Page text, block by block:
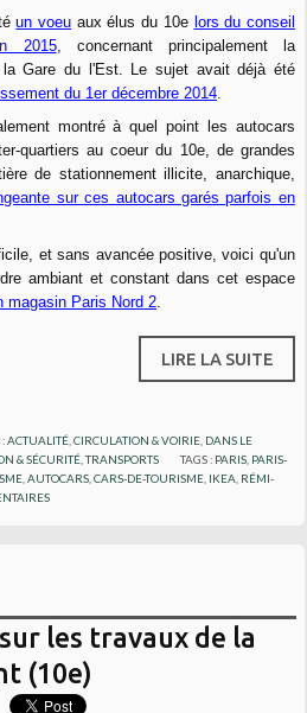
un voeu aux élus du 10e lors du conseil
2015, concernant principalement la
la Gare du l'Est. Le sujet avait déjà été
du 1er décembre 2014.
montré à quel point les autocars
quartiers au coeur du 10e, de grandes
de stationnement illicite, anarchique,
sur ces autocars garés parfois en
et sans avancée positive, voici qu'un
ambiant et constant dans cet espace
magasin Paris Nord 2.
LIRE LA SUITE
:ACTUALITÉ, CIRCULATION & VOIRIE, DANS LE
& SÉCURITÉ ,TRANSPORTS TAGS : PARIS PARIS-
,AUTOCARS ,CARS-DE-TOURISME IKEA RÉMI-
les travaux de la
(10e)